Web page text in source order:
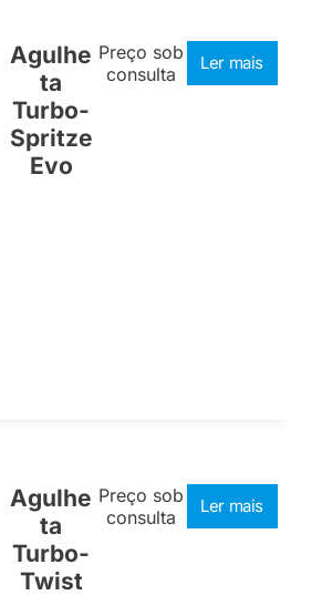
Agulhe
ta
Turbo-
Spritze
Evo
Preço sob
consulta
Ler mais
Agulhe
ta
Turbo-
Twist
Preço sob
consulta
Ler mais